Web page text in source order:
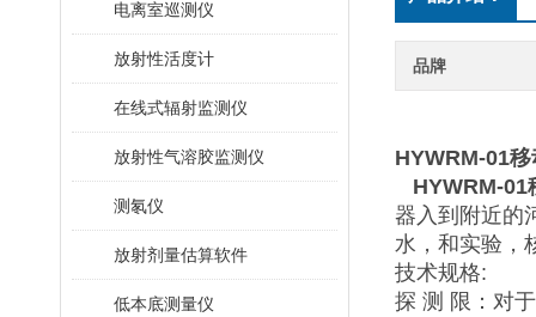
电离室巡测仪
放射性活度计
在线式辐射监测仪
放射性气溶胶监测仪
测氡仪
放射剂量估算软件
低本底测量仪
品牌
HYWRM-01
HYWRM-01
器入到附近的
水，和实验，
技术规格:
探 测 限：对于